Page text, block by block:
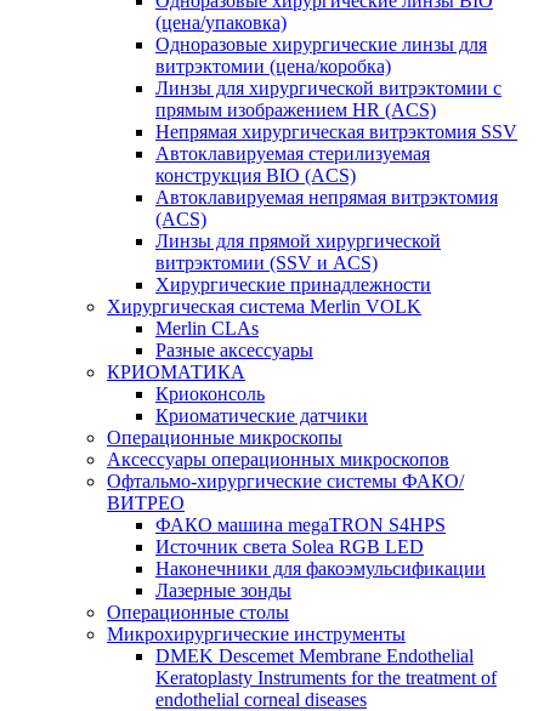
(цена/упаковка)
Одноразовые хирургические линзы для
витрэктомии (цена/коробка)
Линзы для хирургической витрэктомии с
прямым изображением HR (ACS)
Непрямая хирургическая витрэктомия SSV
Автоклавируемая стерилизуемая
конструкция BIO (ACS)
Автоклавируемая непрямая витрэктомия
(ACS)
Линзы для прямой хирургической
витрэктомии (SSV и ACS)
Хирургические принадлежности
Хирургическая система Merlin VOLK
Merlin CLAs
Разные аксессуары
КРИОМАТИКА
Криоконсоль
Криоматические датчики
Операционные микроскопы
Аксессуары операционных микроскопов
Офтальмо-хирургические системы ФАКО/
ВИТРЕО
ФАКО машина megaTRON S4HPS
Источник света Solea RGB LED
Наконечники для факоэмульсификации
Лазерные зонды
Операционные столы
Микрохирургические инструменты
DMEK Descemet Membrane Endothelial
Keratoplasty Instruments for the treatment of
endothelial corneal diseases